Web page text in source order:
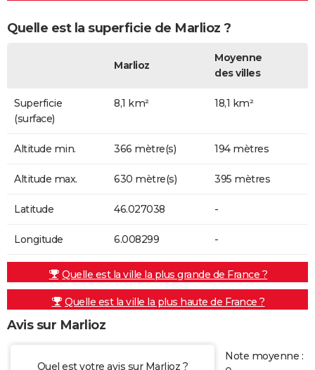
Quelle est la superficie de Marlioz ?
Marlioz
Moyenne
des villes
Superficie
(surface)
8,1 km² 18,1 km²
Altitude min. 366 mètre(s) 194 mètres
Altitude max. 630 mètre(s) 395 mètres
Latitude 46.027038 -
Longitude 6.008299 -
Quelle est la ville la plus grande de France ?
Quelle est la ville la plus haute de France ?
Avis sur Marlioz
Quel est votre avis sur Marlioz ?
Note moyenne :